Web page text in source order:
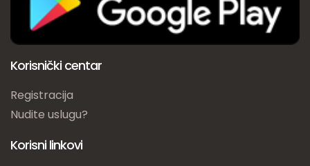
Korisnički centar
Registracija
Nudite uslugu?
Korisni linkovi